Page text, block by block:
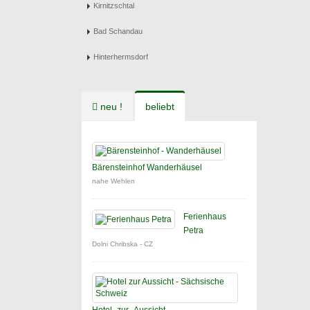
Kirnitzschtal
Bad Schandau
Hinterhermsdorf
neu ! beliebt
Bärensteinhof Wanderhäusel
nahe Wehlen
Ferienhaus
Petra
Dolni Chribska - CZ